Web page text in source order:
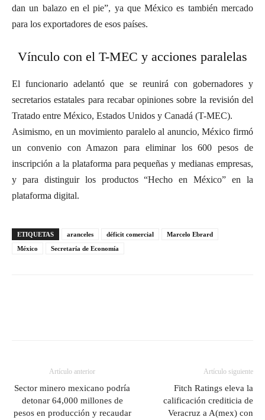
dan un balazo en el pie”, ya que México es también mercado
para los exportadores de esos países.
Vínculo con el T-MEC y acciones paralelas
El funcionario adelantó que se reunirá con gobernadores y
secretarios estatales para recabar opiniones sobre la revisión del
Tratado entre México, Estados Unidos y Canadá (T-MEC).
Asimismo, en un movimiento paralelo al anuncio, México firmó
un convenio con Amazon para eliminar los 600 pesos de
inscripción a la plataforma para pequeñas y medianas empresas,
y para distinguir los productos “Hecho en México” en la
plataforma digital.
ETIQUETAS aranceles déficit comercial
Marcelo Ebrard
México
Secretaría de Economía
Artículo anterior
Sector minero mexicano podría
detonar 64,000 millones de
pesos en producción y recaudar
Artículo siguiente
Fitch Ratings eleva la
calificación crediticia de
Veracruz a A(mex) con